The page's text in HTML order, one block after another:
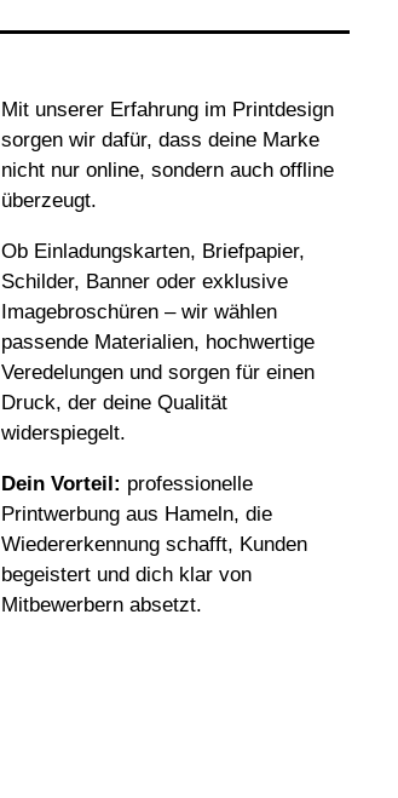
Mit unserer Erfahrung im Printdesign
sorgen wir dafür, dass deine Marke
nicht nur online, sondern auch offline
überzeugt.
Ob Einladungskarten, Briefpapier,
Schilder, Banner oder exklusive
Imagebroschüren – wir wählen
passende Materialien, hochwertige
Veredelungen und sorgen für einen
Druck, der deine Qualität
widerspiegelt.
Dein Vorteil: professionelle
Printwerbung aus Hameln, die
Wiedererkennung schafft, Kunden
begeistert und dich klar von
Mitbewerbern absetzt.